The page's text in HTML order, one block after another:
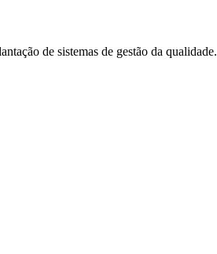
de sistemas de gestão da qualidade.